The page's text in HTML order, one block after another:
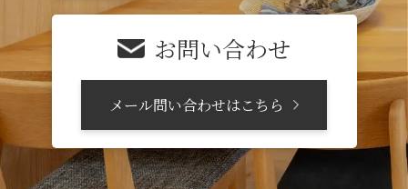
お問い合わせ
メール問い合わせはこちら